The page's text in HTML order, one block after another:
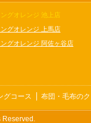
グオレンジ 池上店
グオレンジ 上馬店
グオレンジ 阿佐ヶ谷店
グコース 布団・毛布の
Reserved.